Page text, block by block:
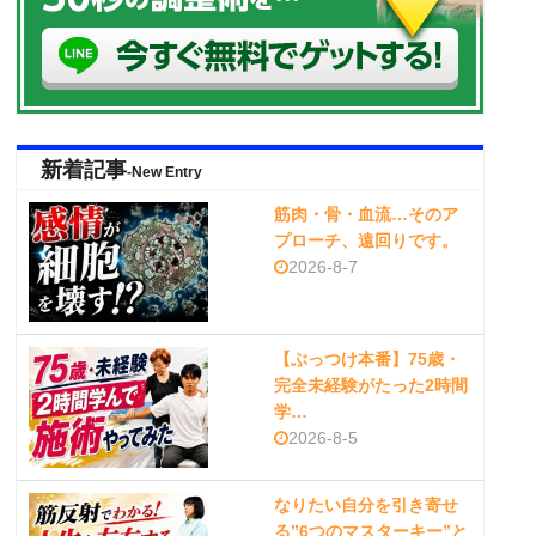
新着記事-New Entry
筋肉・骨・血流…そのア
プローチ、遠回りです。
2026-8-7
【ぶっつけ本番】75歳・
完全未経験がたった2時間
学…
2026-8-5
なりたい自分を引き寄せ
る”6つのマスターキー”と